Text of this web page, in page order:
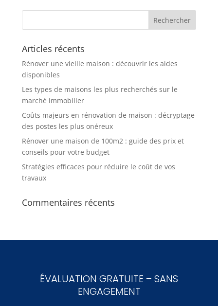
Articles récents
Rénover une vieille maison : découvrir les aides
disponibles
Les types de maisons les plus recherchés sur le
marché immobilier
Coûts majeurs en rénovation de maison : décryptage
des postes les plus onéreux
Rénover une maison de 100m2 : guide des prix et
conseils pour votre budget
Stratégies efficaces pour réduire le coût de vos
travaux
Commentaires récents
ÉVALUATION GRATUITE – SANS
ENGAGEMENT